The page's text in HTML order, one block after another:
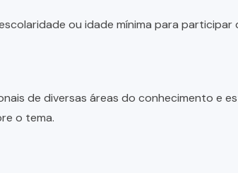
ou idade mínima para
de diversas áreas do conhecimento e
o tema.